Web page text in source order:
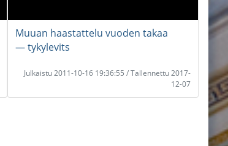
Muuan haastattelu vuoden takaa
― tykylevits
Julkaistu 2011-10-16 19:36:55 / Tallennettu 2017-
12-07